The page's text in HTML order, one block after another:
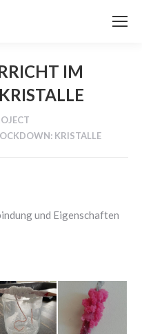
IM
KRISTALLE
und Eigenschaften